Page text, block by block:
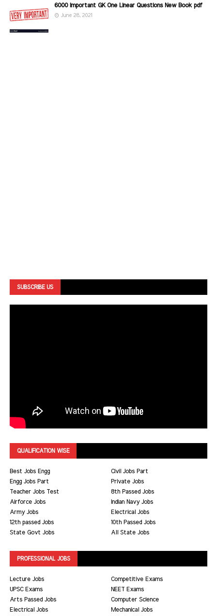
6000 Important GK One Linear Questions New Book pdf
June 28, 2021
SUBSCRIBE US
QUALIFICATION WISE
Best Jobs Engg
Civil Jobs Part
Engg Jobs Part
Private Jobs
Teacher Jobs Test
8th Passed Jobs
Airforce Jobs
Indian Navy Jobs
Army Jobs
Electrical Jobs
12th passed Jobs
10th Passed Jobs
State Govt Jobs
All State Jobs
PROFESSIONAL JOBS
Lecture Jobs
Competitive Exams
UPSC Exams
NEET Exams
Arts Passed Jobs
Computer Science
Electrical Jobs
Mechanical Jobs